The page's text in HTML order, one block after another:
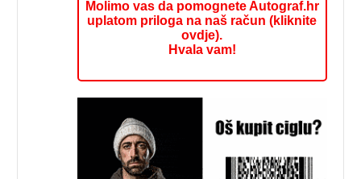
Molimo vas da pomognete Autograf.hr
uplatom priloga na naš račun (kliknite
ovdje).
Hvala vam!